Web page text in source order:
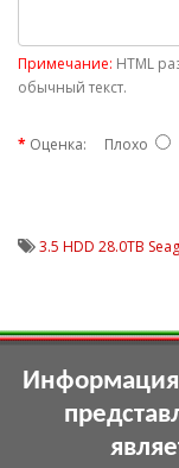
Примечание: HTML
обычный текст.
Оценка: Плохо
3.5 HDD 28.0TB
Информация